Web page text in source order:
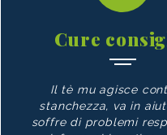
Cure
Il tè mu agisce
stanchezza, va in
soffre di problemi